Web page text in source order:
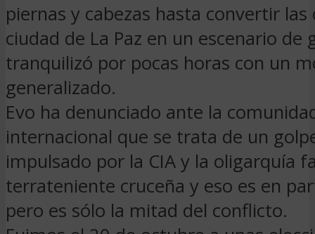
piernas y cabezas hasta convertir las
ciudad de La Paz en un escenario de
tranquilizó por pocas horas con un
generalizado.
Evo ha denunciado ante la
internacional que se trata de un
impulsado por la CIA y la oligarquía
terrateniente cruceña y eso es en
pero es sólo la mitad del conflicto.